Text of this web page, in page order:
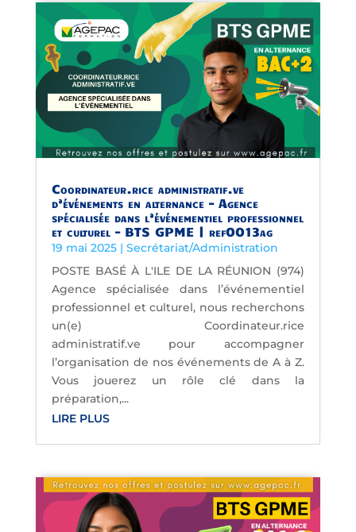
Coordinateur.rice administratif.ve
d’événements en alternance – Agence
spécialisée dans l’événementiel professionnel
et culturel – BTS GPME | ref0013ag
19 mai 2025| Secrétariat/Administration
POSTE BASÉ À L'ILE DE LA RÉUNION (974)
Agence spécialisée dans l’événementiel
professionnel et culturel, nous recherchons
un(e) Coordinateur.rice
administratif.ve pour accompagner
l’organisation de nos événements de A à Z.
Vous jouerez un rôle clé dans la
préparation,...
LIRE PLUS